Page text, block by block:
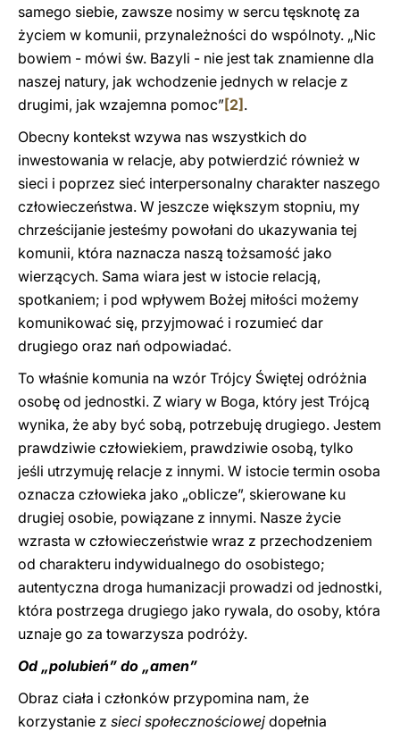
samego siebie, zawsze nosimy w sercu tęsknotę za
życiem w komunii, przynależności do wspólnoty. „Nic
bowiem - mówi św. Bazyli - nie jest tak znamienne dla
naszej natury, jak wchodzenie jednych w relacje z
drugimi, jak wzajemna pomoc”[2] .
Obecny kontekst wzywa nas wszystkich do
inwestowania w relacje, aby potwierdzić również w
sieci i poprzez sieć interpersonalny charakter naszego
człowieczeństwa. W jeszcze większym stopniu, my
chrześcijanie jesteśmy powołani do ukazywania tej
komunii, która naznacza naszą tożsamość jako
wierzących. Sama wiara jest w istocie relacją,
spotkaniem; i pod wpływem Bożej miłości możemy
komunikować się, przyjmować i rozumieć dar
drugiego oraz nań odpowiadać.
To właśnie komunia na wzór Trójcy Świętej odróżnia
osobę od jednostki. Z wiary w Boga, który jest Trójcą
wynika, że ​​aby być sobą, potrzebuję drugiego. Jestem
prawdziwie człowiekiem, prawdziwie osobą, tylko
jeśli utrzymuję relacje z innymi. W istocie termin osoba
oznacza człowieka jako „oblicze”, skierowane ku
drugiej osobie, powiązane z innymi. Nasze życie
wzrasta w człowieczeństwie wraz z przechodzeniem
od charakteru indywidualnego do osobistego;
autentyczna droga humanizacji prowadzi od jednostki,
która postrzega drugiego jako rywala, do osoby, która
uznaje go za towarzysza podróży.
Od „polubień” do „amen”
Obraz ciała i członków przypomina nam, że
korzystanie z sieci społecznościowej dopełnia